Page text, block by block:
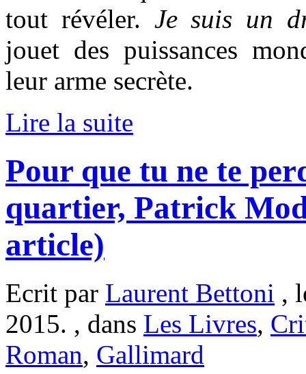
tout révéler. Je suis un
jouet des puissances
leur arme secrète.
Lire la suite
Pour que tu ne te
quartier, Patrick
article)
Ecrit par Laurent Bettoni ,
2015. , dans Les Livres,
Roman, Gallimard